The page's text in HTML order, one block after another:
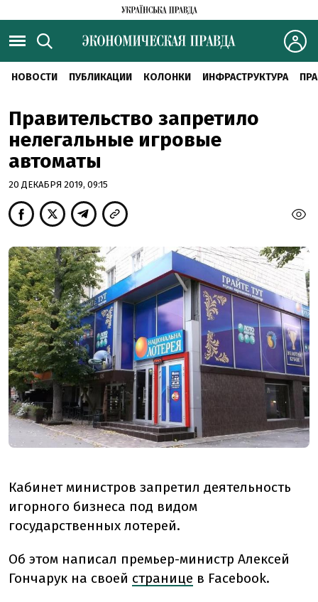
НОВОСТИ ПУБЛИКАЦИИ КОЛОНКИ ИНФРАСТРУКТУРА
Правительство запретило
нелегальные игровые
автоматы
20 ДЕКАБРЯ 2019, 09:15
Кабинет министров запретил деятельность
игорного бизнеса под видом
государственных лотерей.
Об этом написал премьер-министр Алексей
Гончарук на своей странице в Facebook.